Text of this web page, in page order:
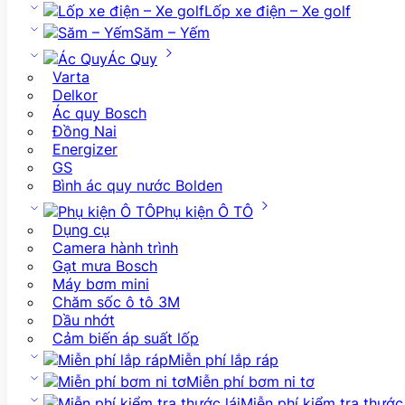
Lốp xe điện – Xe golf
Săm – Yếm
Ác Quy
Varta
Delkor
Ác quy Bosch
Đồng Nai
Energizer
GS
Bình ác quy nước Bolden
Phụ kiện Ô TÔ
Dụng cụ
Camera hành trình
Gạt mưa Bosch
Máy bơm mini
Chăm sốc ô tô 3M
Dầu nhớt
Cảm biến áp suất lốp
Miễn phí lắp ráp
Miễn phí bơm ni tơ